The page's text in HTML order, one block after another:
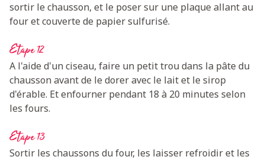
sortir le chausson, et le poser sur une plaque allant au
four et couverte de papier sulfurisé.
Etape 12
A l'aide d'un ciseau, faire un petit trou dans la pâte du
chausson avant de le dorer avec le lait et le sirop
d'érable. Et enfourner pendant 18 à 20 minutes selon
les fours.
Etape 13
Sortir les chaussons du four, les laisser refroidir et les